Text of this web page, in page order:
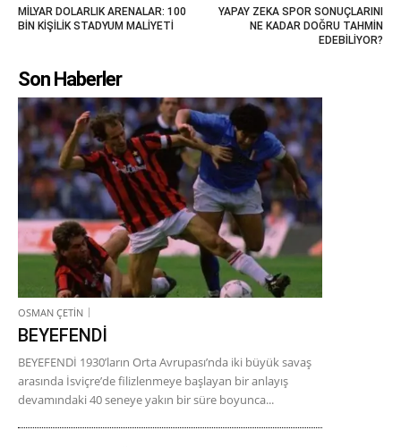
MİLYAR DOLARLIK ARENALAR: 100
BİN KİŞİLİK STADYUM MALİYETİ
YAPAY ZEKA SPOR SONUÇLARINI
NE KADAR DOĞRU TAHMİN
EDEBİLİYOR?
Son Haberler
OSMAN ÇETİN
BEYEFENDİ
BEYEFENDİ 1930’ların Orta Avrupası’nda iki büyük savaş
arasında İsviçre’de filizlenmeye başlayan bir anlayış
devamındaki 40 seneye yakın bir süre boyunca...